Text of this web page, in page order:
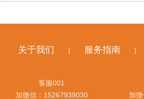
关于我们 | 服务指南 |
客服001
加微信：15267939030
加